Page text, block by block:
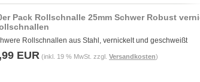
Pack Rollschnalle 25mm Schwer Robust
Rollschnallen aus Stahl, vernickelt und geschweißt
EUR (inkl. 19 % MwSt. zzgl. Versandkosten)